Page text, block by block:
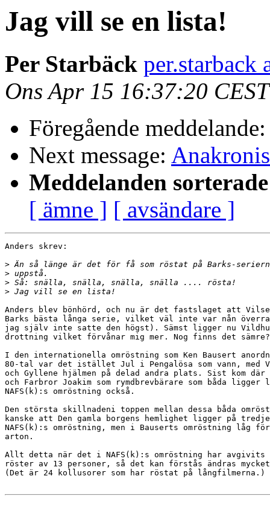
Jag vill se en lista!
Per Starbäck per.starback
Ons Apr 15 16:37:20
Föregående
Next message:
Meddelanden
[ ämne ] [ avsändare ]
Anders skrev:
>
>
>
>
Anders blev bönhörd, och nu är det fastslaget att
Barks bästa långa serie, vilket väl inte var nån
jag själv inte satte den högst). Sämst ligger nu
drottning vilket förvånar mig mer. Nog finns det sämre?
I den internationella omröstning som Ken Bausert
80-tal var det istället Jul i Pengalösa som vann, med
och Gyllene hjälmen på delad andra plats. Sist kom där
och Farbror Joakim som rymdbrevbärare som båda
NAFS(k):s omröstning också.
Den största skillnadeni toppen mellan dessa båda
kanske att Den gamla borgens hemlighet ligger på
NAFS(k):s omröstning, men i Bauserts omröstning låg
arton.
Allt detta när det i NAFS(k):s omröstning har
röster av 13 personer, så det kan förstås ändras
(Det är 24 kollusorer som har röstat på långfilmerna.)